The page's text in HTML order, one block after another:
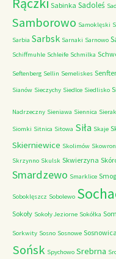
Sabinka Sadoleś
Samborowo Samoklęski
Sarbia Sarbsk Sarnaki Sarnowo
Schiffmuhle Schleife Schmilka
Seftenberg Sellin Semeliskes
Sianów Sieczychy Siedlce Siedlisko
Nadrzeczny Sieniawa Siennica
Siomki Sitnica Sitowa Siła Skaje
Skierniewice Skolimów
Skrzynno Skulsk Skwierzyna
Smardzewo Smarklice
Soboklęszcz Sobolewo
Sokoły Sokoły Jeziorne Sokółka
Sorkwity Sosno Sosnowe Sosnowica
Sońsk Spychowo Srebrna